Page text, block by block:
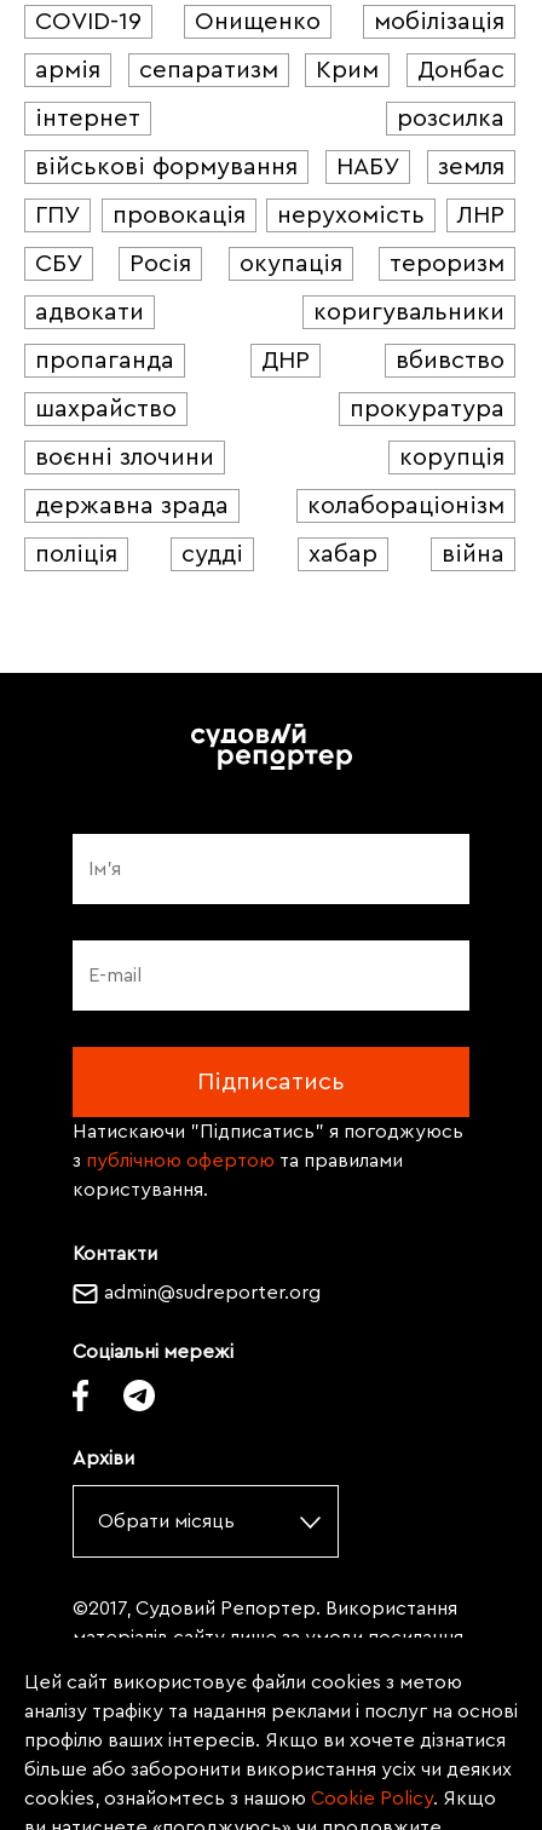
COVID-19
Онищенко
мобілізація
армія
сепаратизм Крим
Донбас
інтернет
розсилка
військові формування
НАБУ
земля
ГПУ
провокація нерухомість
ЛНР
СБУ
Росія окупація
тероризм
адвокати
коригувальники
пропаганда
ДНР
вбивство
шахрайство
прокуратура
воєнні злочини
корупція
державна зрада
колабораціонізм
поліція
судді хабар війна
Контакти
admin@sudreporter.org
Соціальні мережі
Архіви
Обрати місяць
Натискаючи "Підписатись" я погоджуюсь
з публічною офертою та правилами
користування.
©2017, Судовий Репортер. Використання
матеріалів сайту лише за умови посилання
«Судовий репортер» не нижче третього
абзацу. Матеріали, щодо яких міститься
заборона на повну републікацію
(передрук, копіювання, відтворення або
інше використання), заборонено
Цей сайт використовує файли cookies з метою
аналізу трафіку та надання реклами і послуг на основі
профілю ваших інтересів. Якщо ви хочете дізнатися
більше або заборонити використання усіх чи деяких
cookies, ознайомтесь з нашою Сookie Policy. Якщо